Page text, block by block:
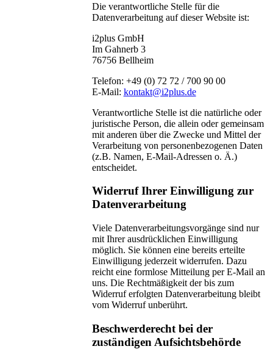
Die verantwortliche Stelle für die
Datenverarbeitung auf dieser Website ist:
i2plus GmbH
Im Gahnerb 3
76756 Bellheim
Telefon: +49 (0) 72 72 / 700 90 00
E-Mail: kontakt@i2plus.de
Verantwortliche Stelle ist die natürliche oder
juristische Person, die allein oder gemeinsam
mit anderen über die Zwecke und Mittel der
Verarbeitung von personenbezogenen Daten
(z.B. Namen, E-Mail-Adressen o. Ä.)
entscheidet.
Widerruf Ihrer Einwilligung zur
Datenverarbeitung
Viele Datenverarbeitungsvorgänge sind nur
mit Ihrer ausdrücklichen Einwilligung
möglich. Sie können eine bereits erteilte
Einwilligung jederzeit widerrufen. Dazu
reicht eine formlose Mitteilung per E-Mail an
uns. Die Rechtmäßigkeit der bis zum
Widerruf erfolgten Datenverarbeitung bleibt
vom Widerruf unberührt.
Beschwerderecht bei der
zuständigen Aufsichtsbehörde